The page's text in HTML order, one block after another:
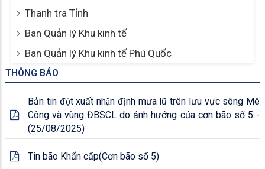
Thanh tra Tỉnh
Ban Quản lý Khu kinh tế
Ban Quản lý Khu kinh tế Phú Quốc
THÔNG BÁO
Bản tin đột xuất nhận định mưa lũ trên lưu vực sông Mê
Công và vùng ĐBSCL do ảnh hưởng của cơn bão số 5 -
(25/08/2025)
Tin bão Khẩn cấp(Cơn bão số 5)